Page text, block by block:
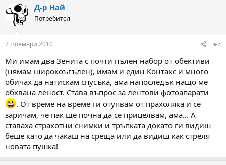
Д-р Най
Потребител
7 Ноември 2010 #7
Ми имам два Зенита с почти пълен набор от обективи
(нямам широкоъгълен), имам и един Контакс и много
обичах да натискам спусъка, ама напоследък нащо ме
обхвана леност. Става въпрос за лентови фотоапарати
. От време на време ги отупвам от прахоляка и се
заричам, че пак ще почна да се прицелвам, ама... А
ставаха страхотни снимки и тръпката докато ги видиш
беше като да чакаш на среща или да видиш как стреля
новата пушка!